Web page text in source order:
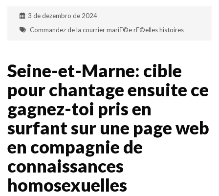
3 de dezembro de 2024
Commandez de la courrier mariГ©e rГ©elles histoires
Seine-et-Marne: cible
pour chantage ensuite ce
gagnez-toi pris en
surfant sur une page web
en compagnie de
connaissances
homosexuelles